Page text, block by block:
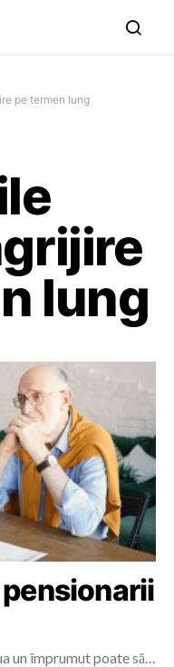
pe termen lung
lung
pensionarii
un împrumut poate să…